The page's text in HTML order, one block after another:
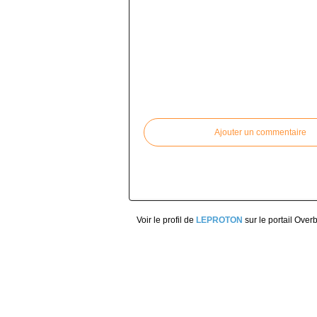
Ajouter un commentaire
Voir le profil de LEPROTON sur le portail